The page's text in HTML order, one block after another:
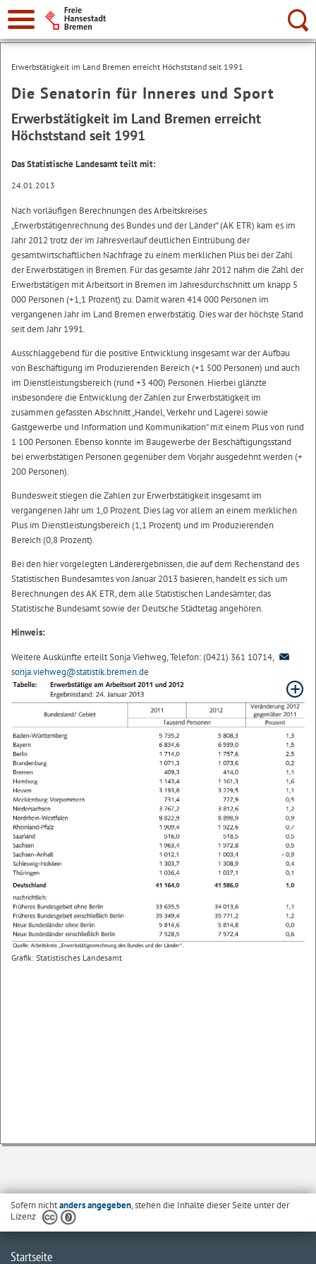
Suche:
Erwerbstätigkeit im Land Bremen erreicht Höchststand seit 1991
Die Senatorin für Inneres und Sport
Erwerbstätigkeit im Land Bremen erreicht
Höchststand seit 1991
Das Statistische Landesamt teilt mit:
24.01.2013
Nach vorläufigen Berechnungen des Arbeitskreises
„Erwerbstätigenrechnung des Bundes und der Länder“ (AK ETR) kam es im
Jahr 2012 trotz der im Jahresverlauf deutlichen Eintrübung der
gesamtwirtschaftlichen Nachfrage zu einem merklichen Plus bei der Zahl
der Erwerbstätigen in Bremen. Für das gesamte Jahr 2012 nahm die Zahl der
Erwerbstätigen mit Arbeitsort in Bremen im Jahresdurchschnitt um knapp 5
000 Personen (+1,1 Prozent) zu. Damit waren 414 000 Personen im
vergangenen Jahr im Land Bremen erwerbstätig. Dies war der höchste Stand
seit dem Jahr 1991.
Ausschlaggebend für die positive Entwicklung insgesamt war der Aufbau
von Beschäftigung im Produzierenden Bereich (+1 500 Personen) und auch
im Dienstleistungsbereich (rund +3 400) Personen. Hierbei glänzte
insbesondere die Entwicklung der Zahlen zur Erwerbstätigkeit im
zusammen gefassten Abschnitt „Handel, Verkehr und Lagerei sowie
Gastgewerbe und Information und Kommunikation“ mit einem Plus von rund
1 100 Personen. Ebenso konnte im Baugewerbe der Beschäftigungsstand
bei erwerbstätigen Personen gegenüber dem Vorjahr ausgedehnt werden (+
200 Personen).
Bundesweit stiegen die Zahlen zur Erwerbstätigkeit insgesamt im
vergangenen Jahr um 1,0 Prozent. Dies lag vor allem an einem merklichen
Plus im Dienstleistungsbereich (1,1 Prozent) und im Produzierenden
Bereich (0,8 Prozent).
Bei den hier vorgelegten Länderergebnissen, die auf dem Rechenstand des
Statistischen Bundesamtes von Januar 2013 basieren, handelt es sich um
Berechnungen des AK ETR, dem alle Statistischen Landesämter, das
Statistische Bundesamt sowie der Deutsche Städtetag angehören.
Hinweis:
Weitere Auskünfte erteilt Sonja Viehweg, Telefon: (0421) 361 10714,
sonja.viehweg@statistik.bremen.de
Grafik: Statistisches Landesamt
Sofern nichtanders angegeben, stehen die Inhalte dieser Seite unter der
Lizenz
Startseite